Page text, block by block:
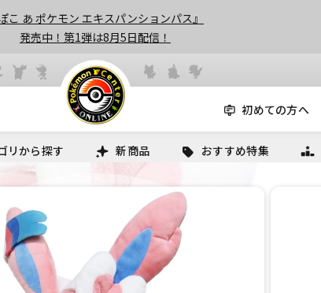
ぽこ あ ポケモン エキスパンションパス』
発売中！第1弾は8月5日配信！
初めての方へ
リから探す 新商品 おすすめ特集